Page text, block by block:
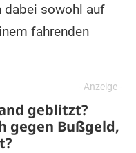
dabei sowohl auf
fahrenden
geblitzt?
gegen Bußgeld,